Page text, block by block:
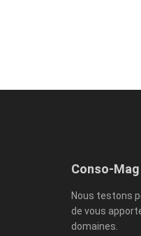
Conso-Mag
Nous testons
de vous
domaines.